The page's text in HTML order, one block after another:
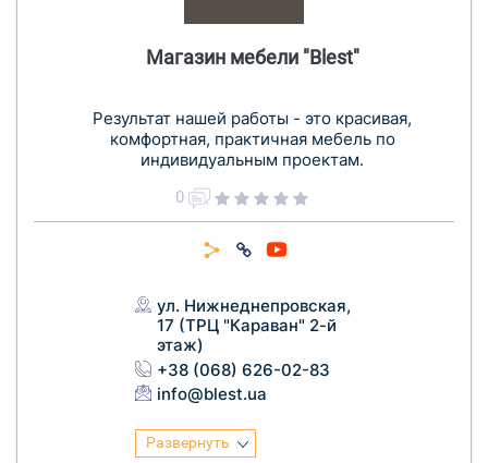
Магазин мебели "Blest"
Результат нашей работы - это красивая,
комфортная, практичная мебель по
индивидуальным проектам.
0
ул. Нижнеднепровская,
17 (ТРЦ "Караван" 2-й
этаж)
+38 (068) 626-02-83
info@blest.ua
Развернуть